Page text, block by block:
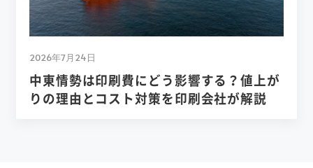
2026年7月24日
中東情勢は印刷費にどう影響する？値上が
りの理由とコスト対策を印刷会社が解説